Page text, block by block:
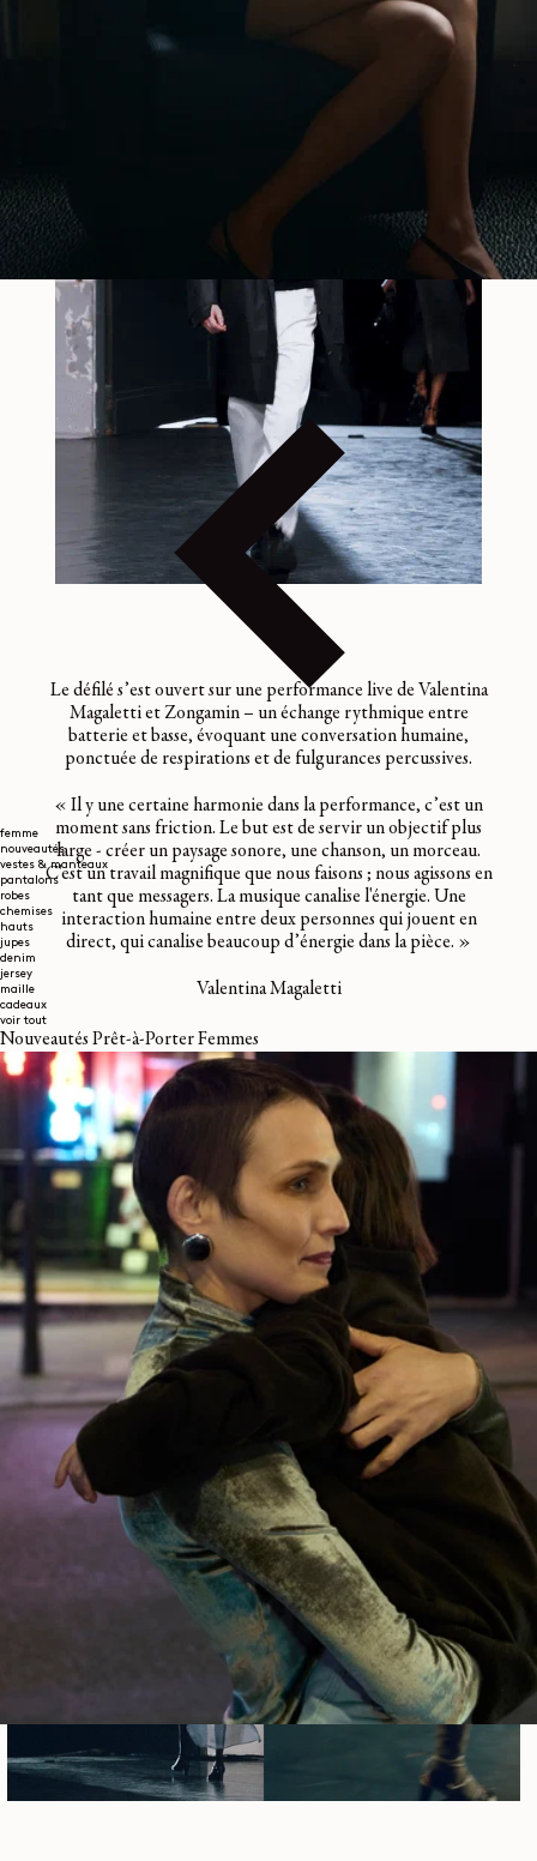
femme
nouveautés
vestes & manteaux
pantalons
robes
chemises
hauts
jupes
denim
jersey
maille
cadeaux
voir tout
Nouveautés Prêt-à-Porter Femmes
Le défilé s’est ouvert sur une performance live de Valentina
Magaletti et Zongamin – un échange rythmique entre
batterie et basse, évoquant une conversation humaine,
ponctuée de respirations et de fulgurances percussives.
« Il y une certaine harmonie dans la performance, c’est un
moment sans friction. Le but est de servir un objectif plus
large - créer un paysage sonore, une chanson, un morceau.
C'est un travail magnifique que nous faisons ; nous agissons en
tant que messagers. La musique canalise l'énergie. Une
interaction humaine entre deux personnes qui jouent en
direct, qui canalise beaucoup d’énergie dans la pièce. »
Valentina Magaletti